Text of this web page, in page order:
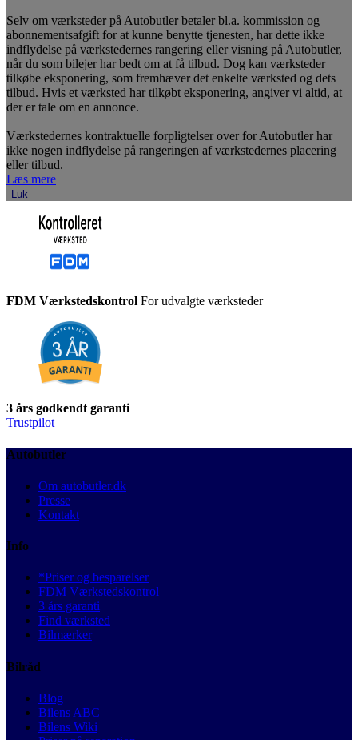
Selv om værksteder på Autobutler betaler bl.a. kommission og
abonnementsafgift for at kunne benytte tjenesten, har dette ikke
indflydelse på værkstedernes rangering eller visning på Autobutler,
når du som bilejer har bedt om at få tilbud. Dog kan værksteder
tilkøbe eksponering, som fremhæver det enkelte værksted og dets
tilbud. Hvis et værksted har tilkøbt eksponering, angiver vi altid, at
der er tale om en annonce.
Værkstedernes kontraktuelle forpligtelser over for Autobutler har
ikke nogen indflydelse på rangeringen af værkstedernes placering
eller tilbud.
Læs mere
Luk
FDM Værkstedskontrol For udvalgte værksteder
3 års godkendt garanti
Trustpilot
Autobutler
Om autobutler.dk
Presse
Kontakt
Info
*Priser og besparelser
FDM Værkstedskontrol
3 års garanti
Find værksted
Bilmærker
Bilråd
Blog
Bilens ABC
Bilens Wiki